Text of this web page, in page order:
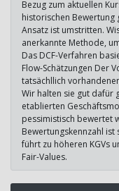
Bezug zum aktuellen
historischen
Ansatz ist umstritten.
anerkannte Methode,
Das DCF-Verfahren
Flow-Schätzungen Der
tatsächllich
Wir halten sie gut dafür
etablierten
pessimistisch bewertet
Bewertungskennzahl ist
führt zu höheren KGVs
Fair-Values.